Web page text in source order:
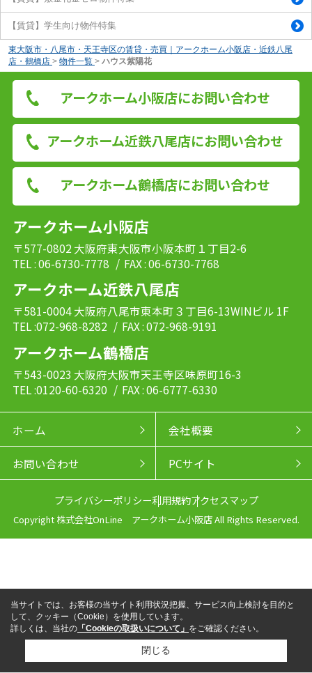
【賃貸】学生向け物件特集
東大阪市・八尾市・天王寺区の賃貸・売買｜アークホーム小阪店・近鉄八尾
店・鶴橋店 > 物件一覧 > ハウス紫陽花
アークホーム小阪店にお問い合わせ
アークホーム近鉄八尾店にお問い合わせ
アークホーム鶴橋店にお問い合わせ
アークホーム小阪店
〒577-0802 大阪府東大阪市小阪本町１丁目2-6
TEL : 06-6730-7778 / FAX : 06-6730-7768
アークホーム近鉄八尾店
〒581-0004 大阪府八尾市東本町３丁目6-13WINビル 1F
TEL :072-968-8282 / FAX : 072-968-9191
アークホーム鶴橋店
〒543-0023 大阪府大阪市天王寺区味原町16-3
TEL :0120-60-6320 / FAX : 06-6777-6330
ホーム 会社概要
お問い合わせ PCサイト
プライバシーポリシー利用規約アクセスマップ
Copyright 株式会社OnLine アークホーム小阪店 All Rights Reserved.
LINEからお問い合わせ
当サイトでは、お客様の当サイト利用状況把握、サービス向上検討を目的と
して、クッキー（Cookie）を使用しています。
詳しくは、当社の 「Cookieの取扱いについて」 をご確認ください。
閉じる